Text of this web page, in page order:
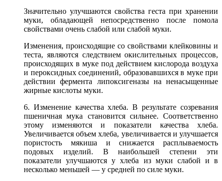
Значительно улучшаются свойства геста при хранении
муки, обладающей непосредственно после помола
свойствами очень слабой или слабой муки.
Изменения, происходящие со свойствами клейковины и
теста, являются следствием окислительных процессов,
происходящих в муке под действием кислорода воздуха
и пероксидных соединений, образовавшихся в муке при
действии фермента липоксигеназы на ненасыщенные
жирные кислоты муки.
6. Изменение качества хлеба. В результате созревания
пшеничная мука становится сильнее. Соответственно
этому изменяются и показатели качества хлеба.
Увеличивается объем хлеба, увеличивается и улучшается
пористость мякиша и снижается расплываемость
подовых изделий. В наибольшей степени эти
показатели улучшаются у хлеба из муки слабой и в
несколько меньшей — у средней по силе муки.